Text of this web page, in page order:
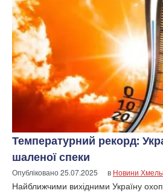
Температурний рекорд:
шаленої спеки
Опубліковано25.07.2025 в Новини
Найближчими вихідними Україну